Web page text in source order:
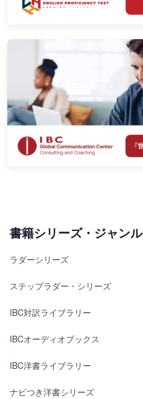
書籍シリーズ・ジャンル
ラダーシリーズ
ステップラダー・シリーズ
IBC対訳ライブラリー
IBCオーディオブックス
IBC洋書ライブラリー
ナビつき洋書シリーズ